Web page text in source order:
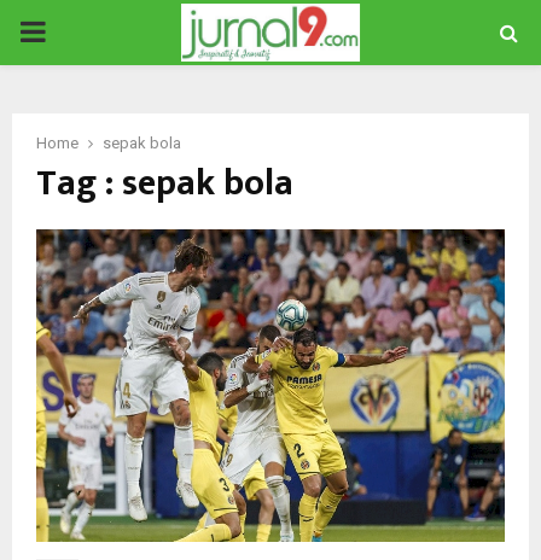
PRIMARY
Home sepak bola
Tag : sepak bola